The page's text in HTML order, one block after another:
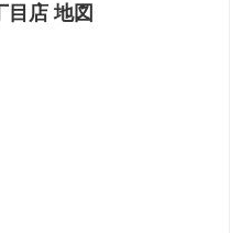
目店 地図